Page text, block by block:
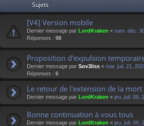
Sujets
[V4] Version mobile
Dernier message par LordKraken « sam. déc.
Réponses : 98
Proposition d'expulsion
Dernier message par Sov3liss « mar. juil. 21,
Réponses : 6
Le retour de l'extension de la mort
Dernier message par LordKraken « jeu. juil. 09,
Bonne continuation à vous tous
Dernier message par LordKraken « jeu. juil. 09,